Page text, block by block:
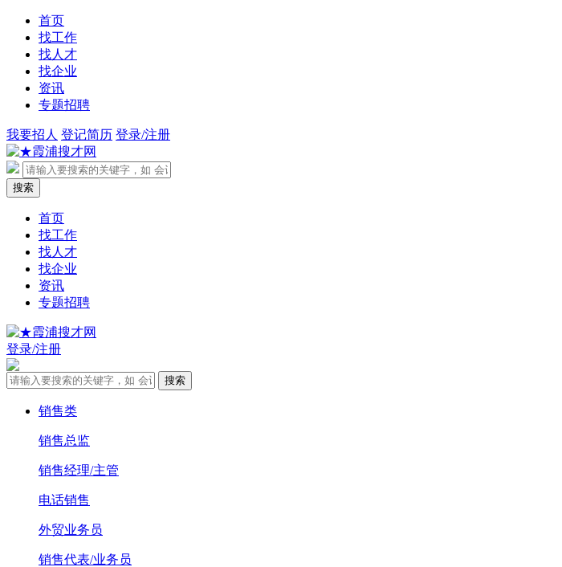
首页
找工作
找人才
找企业
资讯
专题招聘
我要招人 登记简历 登录/注册
首页
找工作
找人才
找企业
资讯
专题招聘
登录/注册
销售类
销售总监
销售经理/主管
电话销售
外贸业务员
销售代表/业务员